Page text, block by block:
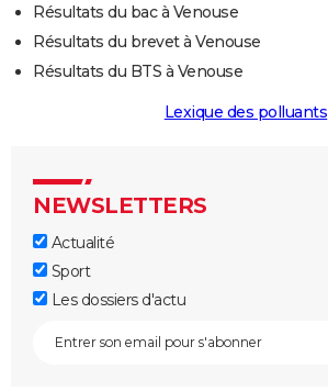
Résultats du bac à Venouse
Résultats du brevet à Venouse
Résultats du BTS à Venouse
Lexique des polluants
NEWSLETTERS
Actualité
Sport
Les dossiers d'actu